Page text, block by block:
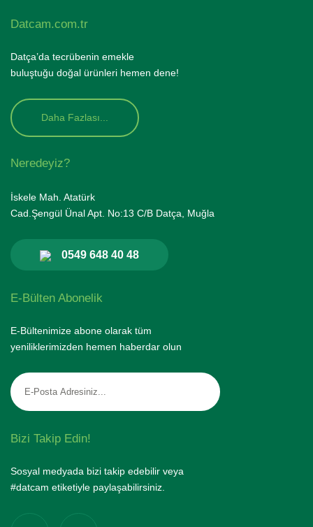
Datcam.com.tr
Datça’da tecrübenin emekle
buluştuğu doğal ürünleri hemen dene!
Daha Fazlası...
Neredeyiz?
İskele Mah. Atatürk
Cad.Şengül Ünal Apt. No:13 C/B Datça, Muğla
0549 648 40 48
E-Bülten Abonelik
E-Bültenimize abone olarak tüm
yeniliklerimizden hemen haberdar olun
Bizi Takip Edin!
Sosyal medyada bizi takip edebilir veya
#datcam etiketiyle paylaşabilirsiniz.